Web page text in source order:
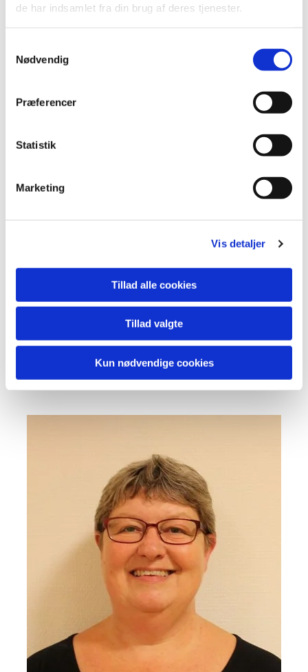
de har indsamlet fra din brug af deres tjenester.
Nødvendig
Præferencer
Statistik
Marketing
Vis detaljer
Tillad alle cookies
Tillad valgte
Kun nødvendige cookies
9560 Hadsund
Tlf:
Send Sikker Mail via E-boks